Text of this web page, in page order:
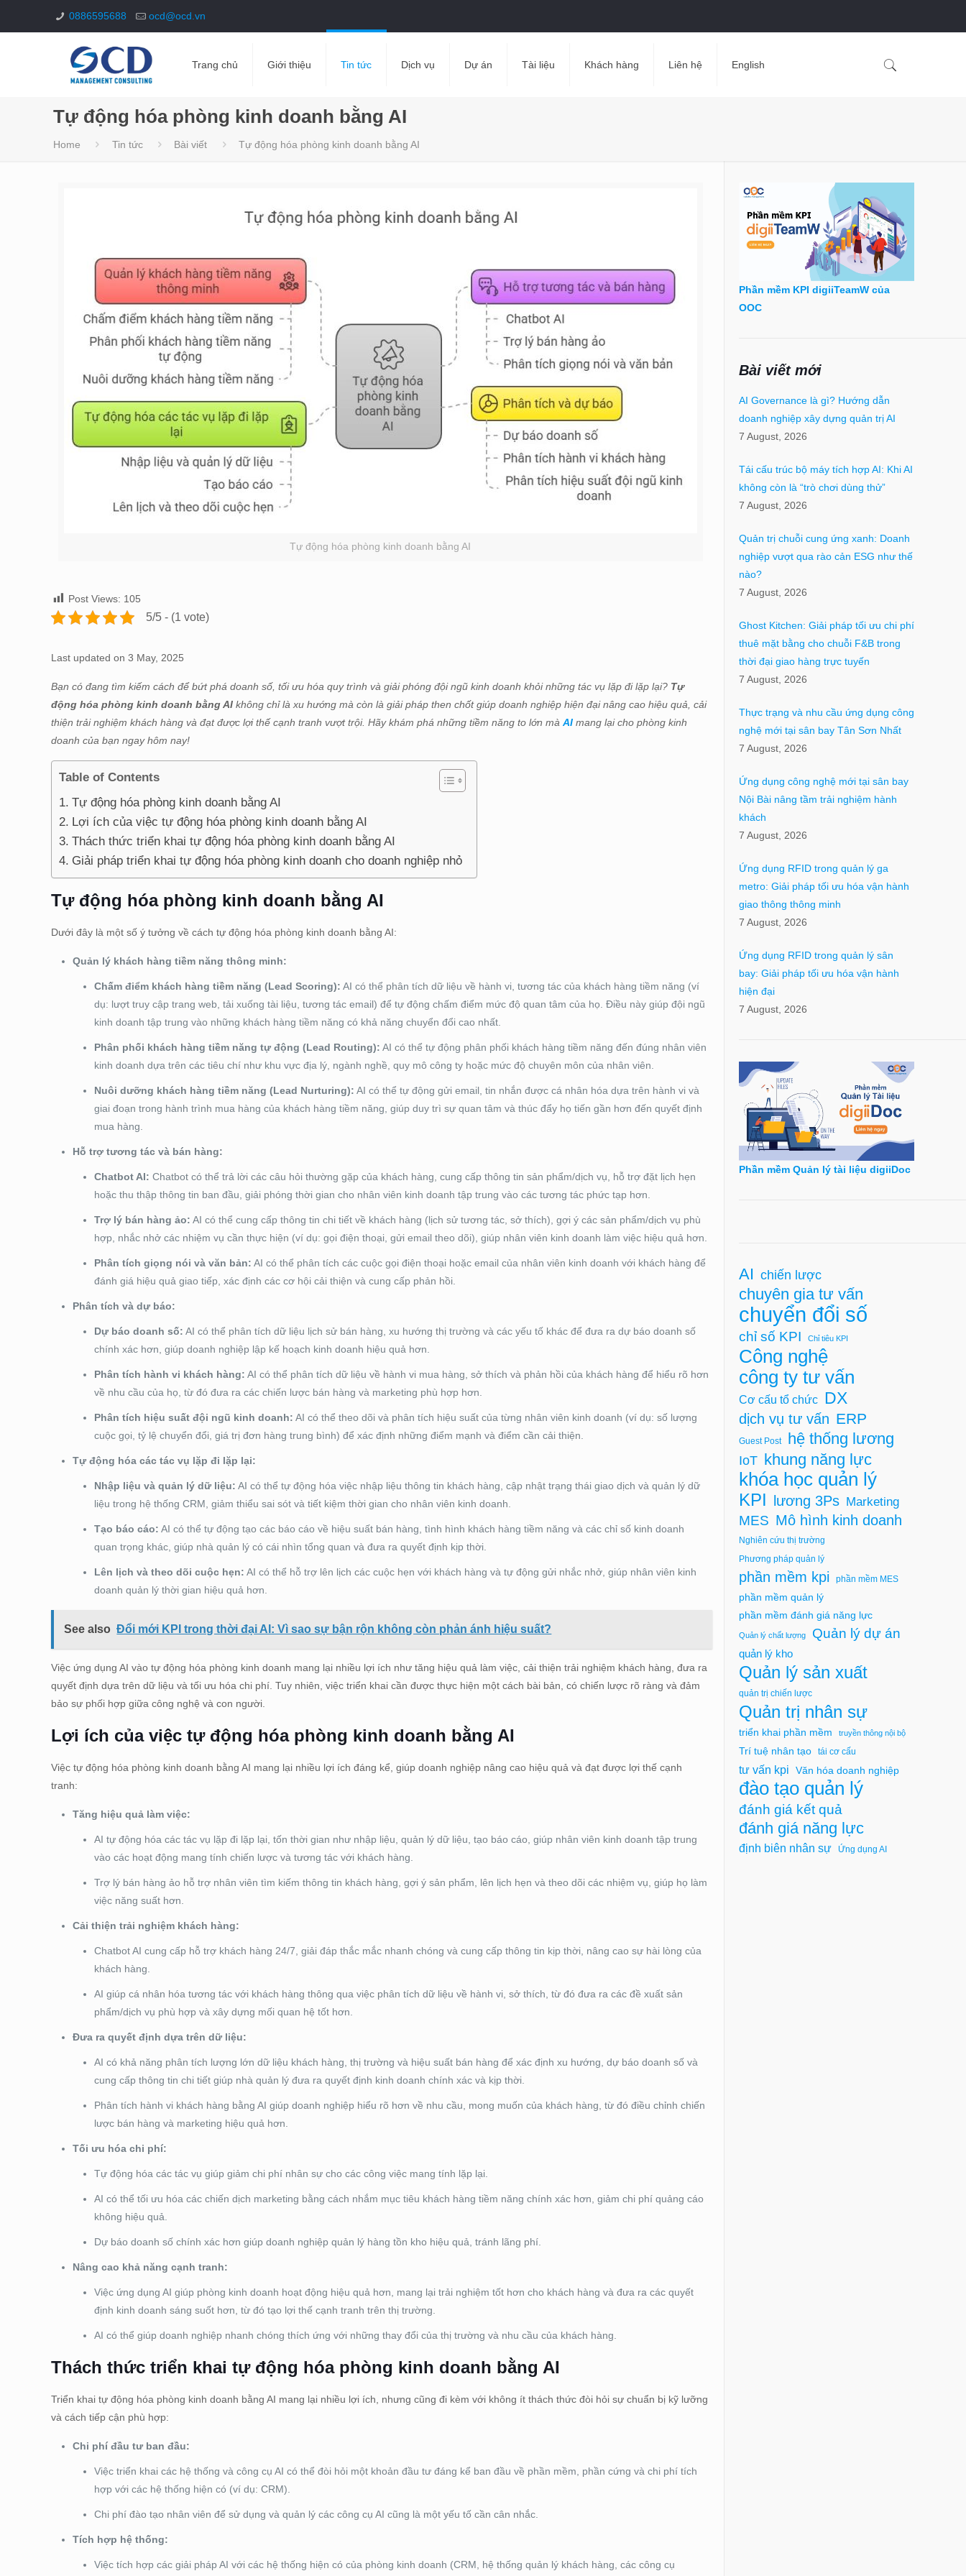
0886595688 ocd@ocd.vn
Trang chủ Giới thiệu Tin tức Dịch vụ Dự án Tài liệu Khách hàng Liên hệ English
Tự động hóa phòng kinh doanh bằng AI
Home Tin tức Bài viết Tự động hóa phòng kinh doanh bằng AI
Tự động hóa phòng kinh doanh bằng AI
Post Views: 105
5/5 - (1 vote)
Last updated on 3 May, 2025
Bạn có đang tìm kiếm cách để bứt phá doanh số, tối ưu hóa quy trình và giải phóng đội ngũ kinh doanh khỏi những tác vụ lặp đi lặp lại? Tự
động hóa phòng kinh doanh bằng AI không chỉ là xu hướng mà còn là giải pháp then chốt giúp doanh nghiệp hiện đại nâng cao hiệu quả, cải
thiện trải nghiệm khách hàng và đạt được lợi thế cạnh tranh vượt trội. Hãy khám phá những tiềm năng to lớn màAI mang lại cho phòng kinh
doanh của bạn ngay hôm nay!
Table of Contents
Tự động hóa phòng kinh doanh bằng AI
Lợi ích của việc tự động hóa phòng kinh doanh bằng AI
Thách thức triển khai tự động hóa phòng kinh doanh bằng AI
Giải pháp triển khai tự động hóa phòng kinh doanh cho doanh nghiệp nhỏ
Tự động hóa phòng kinh doanh bằng AI
Dưới đây là một số ý tưởng về cách tự động hóa phòng kinh doanh bằng AI:
Quản lý khách hàng tiềm năng thông minh:
Chấm điểm khách hàng tiềm năng (Lead Scoring): AI có thể phân tích dữ liệu về hành vi, tương tác của khách hàng tiềm năng (ví
dụ: lượt truy cập trang web, tải xuống tài liệu, tương tác email) để tự động chấm điểm mức độ quan tâm của họ. Điều này giúp đội ngũ
kinh doanh tập trung vào những khách hàng tiềm năng có khả năng chuyển đổi cao nhất.
Phân phối khách hàng tiềm năng tự động (Lead Routing): AI có thể tự động phân phối khách hàng tiềm năng đến đúng nhân viên
kinh doanh dựa trên các tiêu chí như khu vực địa lý, ngành nghề, quy mô công ty hoặc mức độ chuyên môn của nhân viên.
Nuôi dưỡng khách hàng tiềm năng (Lead Nurturing): AI có thể tự động gửi email, tin nhắn được cá nhân hóa dựa trên hành vi và
giai đoạn trong hành trình mua hàng của khách hàng tiềm năng, giúp duy trì sự quan tâm và thúc đẩy họ tiến gần hơn đến quyết định
mua hàng.
Hỗ trợ tương tác và bán hàng:
Chatbot AI: Chatbot có thể trả lời các câu hỏi thường gặp của khách hàng, cung cấp thông tin sản phẩm/dịch vụ, hỗ trợ đặt lịch hẹn
hoặc thu thập thông tin ban đầu, giải phóng thời gian cho nhân viên kinh doanh tập trung vào các tương tác phức tạp hơn.
Trợ lý bán hàng ảo: AI có thể cung cấp thông tin chi tiết về khách hàng (lịch sử tương tác, sở thích), gợi ý các sản phẩm/dịch vụ phù
hợp, nhắc nhở các nhiệm vụ cần thực hiện (ví dụ: gọi điện thoại, gửi email theo dõi), giúp nhân viên kinh doanh làm việc hiệu quả hơn.
Phân tích giọng nói và văn bản: AI có thể phân tích các cuộc gọi điện thoại hoặc email của nhân viên kinh doanh với khách hàng để
đánh giá hiệu quả giao tiếp, xác định các cơ hội cải thiện và cung cấp phản hồi.
Phân tích và dự báo:
Dự báo doanh số: AI có thể phân tích dữ liệu lịch sử bán hàng, xu hướng thị trường và các yếu tố khác để đưa ra dự báo doanh số
chính xác hơn, giúp doanh nghiệp lập kế hoạch kinh doanh hiệu quả hơn.
Phân tích hành vi khách hàng: AI có thể phân tích dữ liệu về hành vi mua hàng, sở thích và phản hồi của khách hàng để hiểu rõ hơn
về nhu cầu của họ, từ đó đưa ra các chiến lược bán hàng và marketing phù hợp hơn.
Phân tích hiệu suất đội ngũ kinh doanh: AI có thể theo dõi và phân tích hiệu suất của từng nhân viên kinh doanh (ví dụ: số lượng
cuộc gọi, tỷ lệ chuyển đổi, giá trị đơn hàng trung bình) để xác định những điểm mạnh và điểm cần cải thiện.
Tự động hóa các tác vụ lặp đi lặp lại:
Nhập liệu và quản lý dữ liệu: AI có thể tự động hóa việc nhập liệu thông tin khách hàng, cập nhật trạng thái giao dịch và quản lý dữ
liệu trong hệ thống CRM, giảm thiểu sai sót và tiết kiệm thời gian cho nhân viên kinh doanh.
Tạo báo cáo: AI có thể tự động tạo các báo cáo về hiệu suất bán hàng, tình hình khách hàng tiềm năng và các chỉ số kinh doanh
quan trọng khác, giúp nhà quản lý có cái nhìn tổng quan và đưa ra quyết định kịp thời.
Lên lịch và theo dõi cuộc hẹn: AI có thể hỗ trợ lên lịch các cuộc hẹn với khách hàng và tự động gửi nhắc nhở, giúp nhân viên kinh
doanh quản lý thời gian hiệu quả hơn.
See also Đổi mới KPI trong thời đại AI: Vì sao sự bận rộn không còn phản ánh hiệu suất?
Việc ứng dụng AI vào tự động hóa phòng kinh doanh mang lại nhiều lợi ích như tăng hiệu quả làm việc, cải thiện trải nghiệm khách hàng, đưa ra
quyết định dựa trên dữ liệu và tối ưu hóa chi phí. Tuy nhiên, việc triển khai cần được thực hiện một cách bài bản, có chiến lược rõ ràng và đảm
bảo sự phối hợp giữa công nghệ và con người.
Lợi ích của việc tự động hóa phòng kinh doanh bằng AI
Việc tự động hóa phòng kinh doanh bằng AI mang lại nhiều lợi ích đáng kể, giúp doanh nghiệp nâng cao hiệu quả và đạt được lợi thế cạnh
tranh:
Tăng hiệu quả làm việc:
AI tự động hóa các tác vụ lặp đi lặp lại, tốn thời gian như nhập liệu, quản lý dữ liệu, tạo báo cáo, giúp nhân viên kinh doanh tập trung
vào các hoạt động mang tính chiến lược và tương tác với khách hàng.
Trợ lý bán hàng ảo hỗ trợ nhân viên tìm kiếm thông tin khách hàng, gợi ý sản phẩm, lên lịch hẹn và theo dõi các nhiệm vụ, giúp họ làm
việc năng suất hơn.
Cải thiện trải nghiệm khách hàng:
Chatbot AI cung cấp hỗ trợ khách hàng 24/7, giải đáp thắc mắc nhanh chóng và cung cấp thông tin kịp thời, nâng cao sự hài lòng của
khách hàng.
AI giúp cá nhân hóa tương tác với khách hàng thông qua việc phân tích dữ liệu về hành vi, sở thích, từ đó đưa ra các đề xuất sản
phẩm/dịch vụ phù hợp và xây dựng mối quan hệ tốt hơn.
Đưa ra quyết định dựa trên dữ liệu:
AI có khả năng phân tích lượng lớn dữ liệu khách hàng, thị trường và hiệu suất bán hàng để xác định xu hướng, dự báo doanh số và
cung cấp thông tin chi tiết giúp nhà quản lý đưa ra quyết định kinh doanh chính xác và kịp thời.
Phân tích hành vi khách hàng bằng AI giúp doanh nghiệp hiểu rõ hơn về nhu cầu, mong muốn của khách hàng, từ đó điều chỉnh chiến
lược bán hàng và marketing hiệu quả hơn.
Tối ưu hóa chi phí:
Tự động hóa các tác vụ giúp giảm chi phí nhân sự cho các công việc mang tính lặp lại.
AI có thể tối ưu hóa các chiến dịch marketing bằng cách nhắm mục tiêu khách hàng tiềm năng chính xác hơn, giảm chi phí quảng cáo
không hiệu quả.
Dự báo doanh số chính xác hơn giúp doanh nghiệp quản lý hàng tồn kho hiệu quả, tránh lãng phí.
Nâng cao khả năng cạnh tranh:
Việc ứng dụng AI giúp phòng kinh doanh hoạt động hiệu quả hơn, mang lại trải nghiệm tốt hơn cho khách hàng và đưa ra các quyết
định kinh doanh sáng suốt hơn, từ đó tạo lợi thế cạnh tranh trên thị trường.
AI có thể giúp doanh nghiệp nhanh chóng thích ứng với những thay đổi của thị trường và nhu cầu của khách hàng.
Thách thức triển khai tự động hóa phòng kinh doanh bằng AI
Triển khai tự động hóa phòng kinh doanh bằng AI mang lại nhiều lợi ích, nhưng cũng đi kèm với không ít thách thức đòi hỏi sự chuẩn bị kỹ lưỡng
và cách tiếp cận phù hợp:
Chi phí đầu tư ban đầu:
Việc triển khai các hệ thống và công cụ AI có thể đòi hỏi một khoản đầu tư đáng kể ban đầu về phần mềm, phần cứng và chi phí tích
hợp với các hệ thống hiện có (ví dụ: CRM).
Chi phí đào tạo nhân viên để sử dụng và quản lý các công cụ AI cũng là một yếu tố cần cân nhắc.
Tích hợp hệ thống:
Việc tích hợp các giải pháp AI với các hệ thống hiện có của phòng kinh doanh (CRM, hệ thống quản lý khách hàng, các công cụ
Phần mềm KPI digiiTeamW của
OOC
Bài viết mới
AI Governance là gì? Hướng dẫn
doanh nghiệp xây dựng quản trị AI
7 August, 2026
Tái cấu trúc bộ máy tích hợp AI: Khi AI
không còn là “trò chơi dùng thử”
7 August, 2026
Quản trị chuỗi cung ứng xanh: Doanh
nghiệp vượt qua rào cản ESG như thế
nào?
7 August, 2026
Ghost Kitchen: Giải pháp tối ưu chi phí
thuê mặt bằng cho chuỗi F&B trong
thời đại giao hàng trực tuyến
7 August, 2026
Thực trạng và nhu cầu ứng dụng công
nghệ mới tại sân bay Tân Sơn Nhất
7 August, 2026
Ứng dụng công nghệ mới tại sân bay
Nội Bài nâng tầm trải nghiệm hành
khách
7 August, 2026
Ứng dụng RFID trong quản lý ga
metro: Giải pháp tối ưu hóa vận hành
giao thông thông minh
7 August, 2026
Ứng dụng RFID trong quản lý sân
bay: Giải pháp tối ưu hóa vận hành
hiện đại
7 August, 2026
Phần mềm Quản lý tài liệu digiiDoc
AI chiến lược
chuyên gia tư vấn
chuyển đổi số
chỉ số KPI Chỉ tiêu KPI
Công nghệ
công ty tư vấn
Cơ cấu tổ chức DX
dịch vụ tư vấn ERP
Guest Post hệ thống lương
IoT khung năng lực
khóa học quản lý
KPI lương 3Ps Marketing
MES Mô hình kinh doanh
Nghiên cứu thị trường
Phương pháp quản lý
phần mềm kpi phần mềm MES
phần mềm quản lý
phần mềm đánh giá năng lực
Quản lý chất lượng Quản lý dự án
quản lý kho
Quản lý sản xuất
quản trị chiến lược
Quản trị nhân sự
triển khai phần mềm truyền thông nội bộ
Trí tuệ nhân tạo tái cơ cấu
tư vấn kpi Văn hóa doanh nghiệp
đào tạo quản lý
đánh giá kết quả
đánh giá năng lực
định biên nhân sự Ứng dụng AI